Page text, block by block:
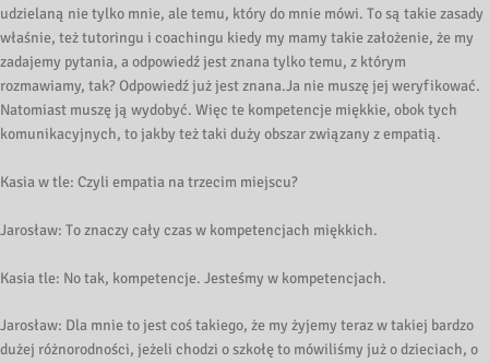
udzielaną nie tylko mnie, ale temu, który do mnie mówi. To są takie zasady
właśnie, też tutoringu i coachingu kiedy my mamy takie założenie, że my
zadajemy pytania, a odpowiedź jest znana tylko temu, z którym
rozmawiamy, tak? Odpowiedź już jest znana.Ja nie muszę jej weryfikować.
Natomiast muszę ją wydobyć. Więc te kompetencje miękkie, obok tych
komunikacyjnych, to jakby też taki duży obszar związany z empatią.
Kasia w tle: Czyli empatia na trzecim miejscu?
Jarosław: To znaczy cały czas w kompetencjach miękkich.
Kasia tle: No tak, kompetencje. Jesteśmy w kompetencjach.
Jarosław: Dla mnie to jest coś takiego, że my żyjemy teraz w takiej bardzo
dużej różnorodności, jeżeli chodzi o szkołę to mówiliśmy już o dzieciach, o